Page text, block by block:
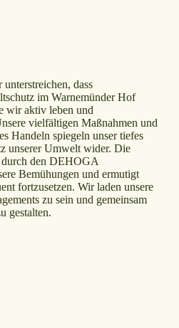
dass
im Warnemünder Hof
wir aktiv leben und
vielfältigen Maßnahmen und
Handeln spiegeln unser tiefes
unserer Umwelt wider. Die
den DEHOGA
Bemühungen und ermutigt
fortzusetzen. Wir laden unsere
zu sein und gemeinsam
gestalten.